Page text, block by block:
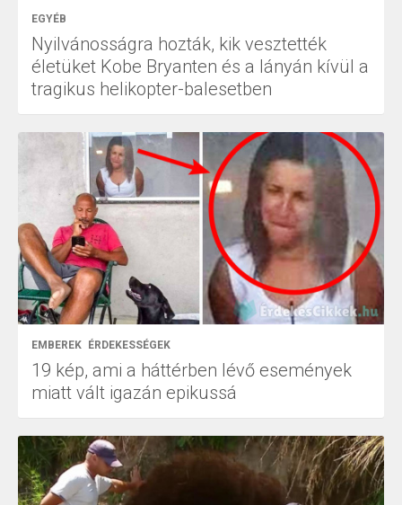
EGYÉB
Nyilvánosságra hozták, kik vesztették
életüket Kobe Bryanten és a lányán kívül a
tragikus helikopter-balesetben
EMBEREK ÉRDEKESSÉGEK
19 kép, ami a háttérben lévő események
miatt vált igazán epikussá